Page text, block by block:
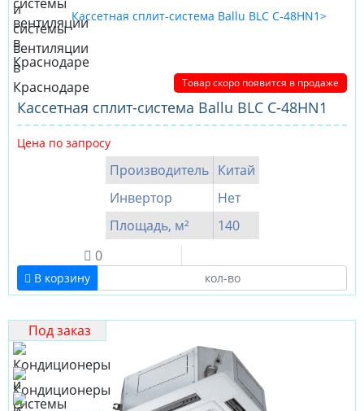
Товар скоро появится в продаже
Кассетная сплит-система Ballu BLC C-48HN1
Цена по запросу
Производитель Китай
Инвертор
Нет
Площадь, м²
140
0
В корзину
Под заказ